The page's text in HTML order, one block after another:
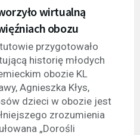
wirtualną
obozu
przygotowało
historię młodych
obozie KL
Agnieszka Kłys,
dzieci w obozie jest
zrozumienia
„Dorośli